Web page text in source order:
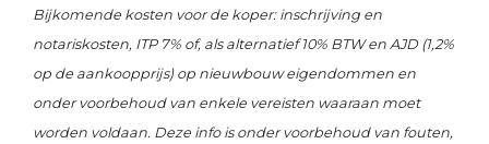
Bijkomende kosten voor de koper: inschrijving en
notariskosten, ITP 7% of, als alternatief 10% BTW en AJD (1,2%
op de aankoopprijs) op nieuwbouw eigendommen en
onder voorbehoud van enkele vereisten waaraan moet
worden voldaan. Deze info is onder voorbehoud van fouten,